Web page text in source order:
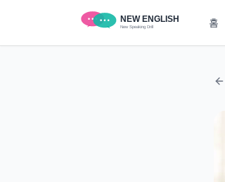
홈